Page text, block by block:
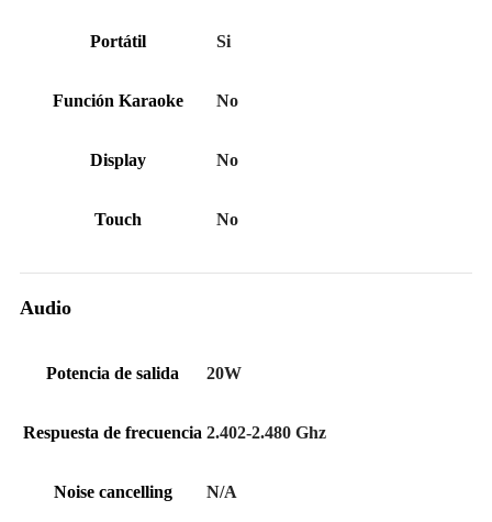
Portátil Si
Función Karaoke No
Display No
Touch No
Audio
Potencia de salida 20W
Respuesta de frecuencia 2.402-2.480 Ghz
Noise cancelling N/A